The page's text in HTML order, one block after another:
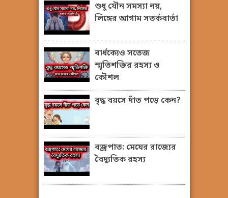
শুধু যৌন সমস্যা নয়,
লিঙ্গের আগাম সতর্কবার্তা
বার্ধক্যেও সতেজ
স্মৃতিশক্তির রহস্য ও
কৌশল
বৃদ্ধ বয়সে দাঁত পড়ে কেন?
বজ্রপাত: মেঘের রাজ্যের
বৈদ্যুতিক রহস্য